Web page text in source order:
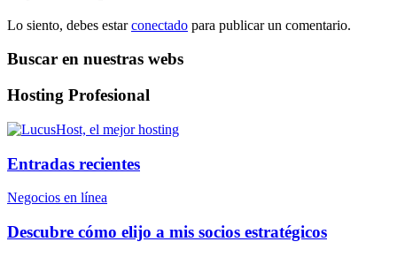
Lo siento, debes estarconectado para publicar un comentario.
Buscar en nuestras webs
Hosting Profesional
Entradas recientes
Negocios en línea
Descubre cómo elijo a mis socios estratégicos